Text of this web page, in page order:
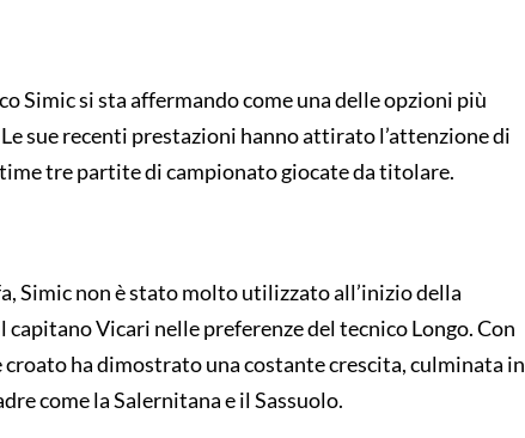
Simic si sta affermando come una delle opzioni più
sue recenti prestazioni hanno attirato l’attenzione di
tre partite di campionato giocate da titolare.
Simic non è stato molto utilizzato all’inizio della
capitano Vicari nelle preferenze del tecnico Longo. Con
ha dimostrato una costante crescita, culminata in
come la Salernitana e il Sassuolo.